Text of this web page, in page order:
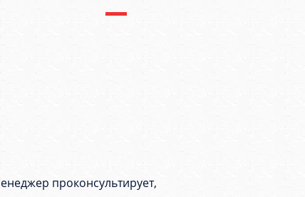
проконсультирует,